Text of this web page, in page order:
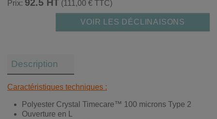
Prix: 92.5 HT (111,00 € TTC)
VOIR LES DÉCLINAISONS
Description
Caractéristiques techniques :
Polyester Crystal Timecare™ 100 microns Type 2
Ouverture en L